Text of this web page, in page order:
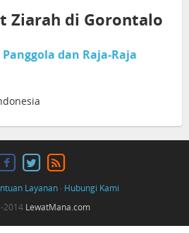
Ziarah di Gorontalo
dan Raja-Raja
Layanan· Hubungi Kami
2014 LewatMana.com